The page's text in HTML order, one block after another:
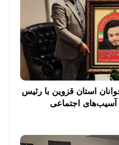
استان قزوین با رئیس
آسیب‌های اجتماعی